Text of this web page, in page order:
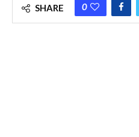
SHARE 0